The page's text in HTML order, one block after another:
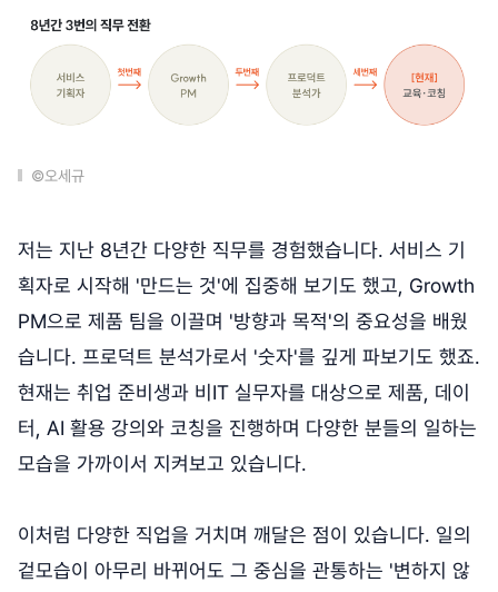
©오세규
저는 지난 8년간 다양한 직무를 경험했습니다. 서비스 기
획자로 시작해 '만드는 것'에 집중해 보기도 했고, Growth
PM으로 제품 팀을 이끌며 '방향과 목적'의 중요성을 배웠
습니다. 프로덕트 분석가로서 '숫자'를 깊게 파보기도 했죠.
현재는 취업 준비생과 비IT 실무자를 대상으로 제품, 데이
터, AI 활용 강의와 코칭을 진행하며 다양한 분들의 일하는
모습을 가까이서 지켜보고 있습니다.
이처럼 다양한 직업을 거치며 깨달은 점이 있습니다. 일의
겉모습이 아무리 바뀌어도 그 중심을 관통하는 '변하지 않